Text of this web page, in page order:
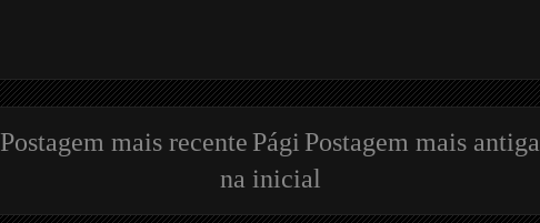
Postagem mais recente Postagem mais antiga
Pági
na inicial